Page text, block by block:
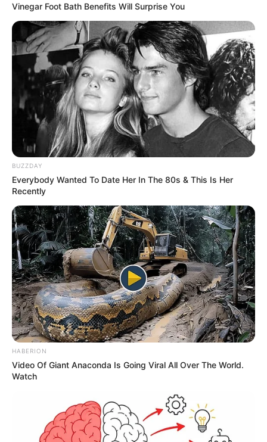
Vinegar Foot Bath Benefits Will Surprise You
BUZZDAY
Everybody Wanted To Date Her In The 80s & This Is Her
Recently
HABERION
Video Of Giant Anaconda Is Going Viral All Over The World.
Watch